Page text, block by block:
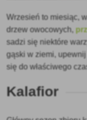
Wrzesień to miesiąc,
drzew owocowych,
sadzi się niektóre
gąski w ziemi,
się do właściwego
Kalafior